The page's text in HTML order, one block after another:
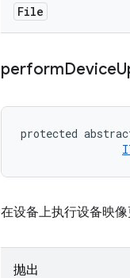
File
performDevice
protected
在设备上执行设备映
抛出